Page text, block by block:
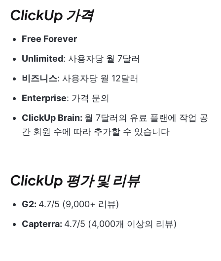
ClickUp 가격
Free Forever
Unlimited: 사용자당 월 7달러
비즈니스: 사용자당 월 12달러
Enterprise: 가격 문의
ClickUp Brain: 월 7달러의 유료 플랜에 작업 공
간 회원 수에 따라 추가할 수 있습니다
ClickUp 평가 및 리뷰
G2: 4.7/5 (9,000+ 리뷰)
Capterra: 4.7/5 (4,000개 이상의 리뷰)